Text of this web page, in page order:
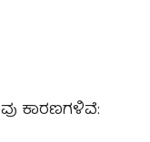
ಕಾರಣಗಳಿವೆ: